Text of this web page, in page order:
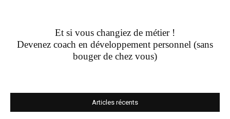
Et si vous changiez de métier !
Devenez coach en développement personnel (sans
bouger de chez vous)
Articles récents